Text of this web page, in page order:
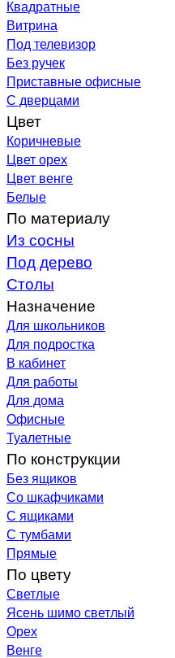
Квадратные
Витрина
Под телевизор
Без ручек
Приставные офисные
С дверцами
Цвет
Коричневые
Цвет орех
Цвет венге
Белые
По материалу
Из сосны
Под дерево
Столы
Назначение
Для школьников
Для подростка
В кабинет
Для работы
Для дома
Офисные
Туалетные
По конструкции
Без ящиков
Со шкафчиками
С ящиками
С тумбами
Прямые
По цвету
Светлые
Ясень шимо светлый
Орех
Венге